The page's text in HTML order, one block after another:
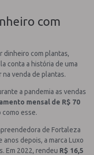
com
dinheiro com plantas,
conta a história de uma
venda de plantas.
a pandemia as vendas
mensal de R$ 70
como esse.
de Fortaleza
depois, a marca Luxo
Em 2022, rendeu R$ 16,5